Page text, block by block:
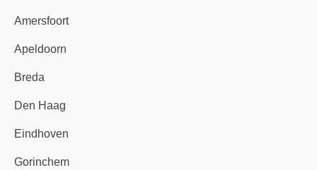
Amersfoort
Apeldoorn
Breda
Den Haag
Eindhoven
Gorinchem